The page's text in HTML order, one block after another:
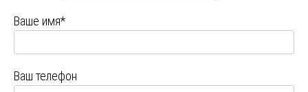
Ваше имя*
Ваш телефон